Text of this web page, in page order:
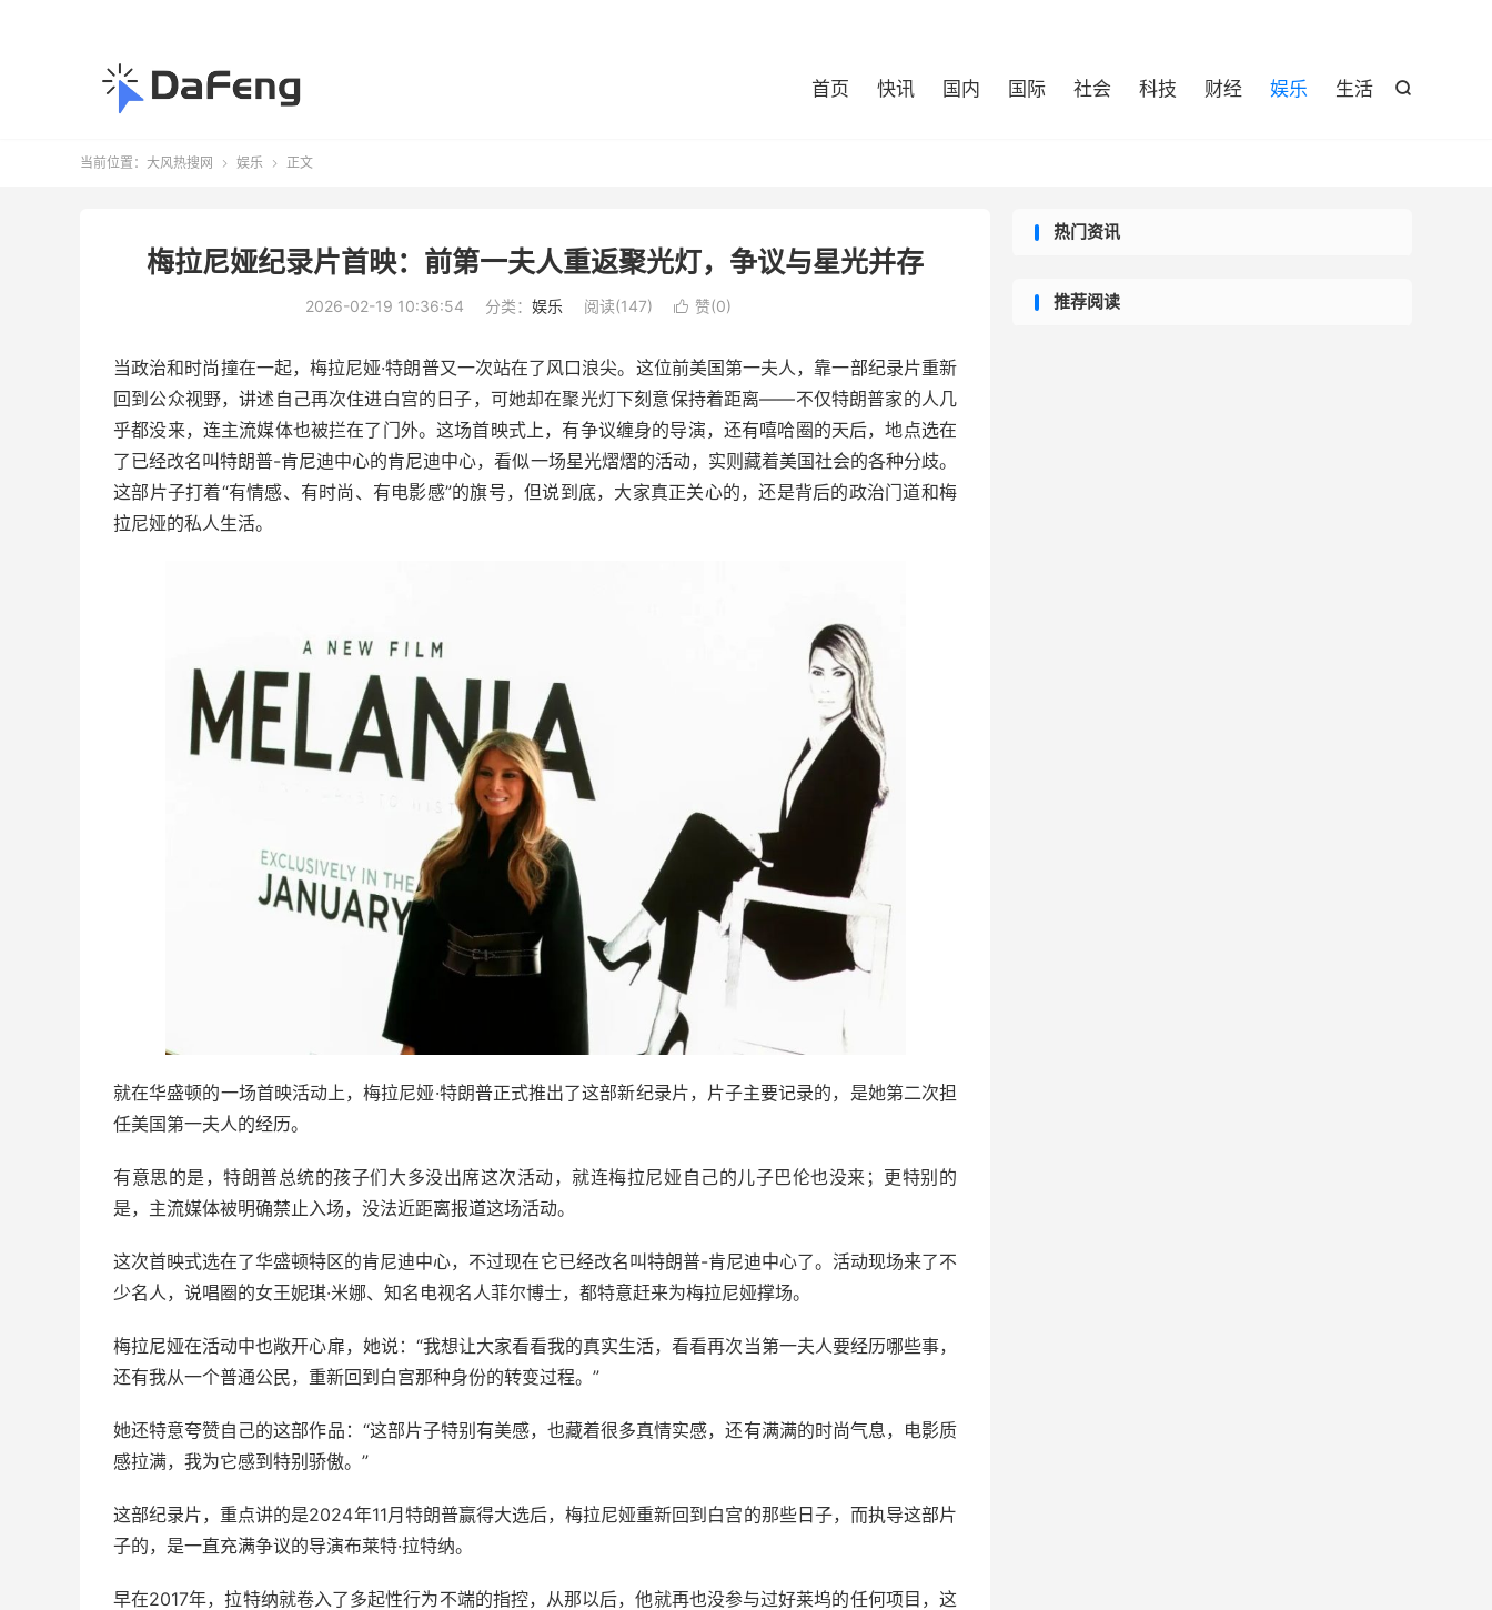

首页 快讯 国内 国际 社会 科技 财经 娱乐 生活
当前位置： 大风热搜网  娱乐  正文
梅拉尼娅纪录片首映：前第一夫人重返聚光灯，争议与星光并存
2026-02-19 10:36:54 分类： 娱乐 阅读(147)  赞(0)
当政治和时尚撞在一起，梅拉尼娅·特朗普又一次站在了风口浪尖。这位前美国第一夫人，靠一部纪录片重新
回到公众视野，讲述自己再次住进白宫的日子，可她却在聚光灯下刻意保持着距离——不仅特朗普家的人几
乎都没来，连主流媒体也被拦在了门外。这场首映式上，有争议缠身的导演，还有嘻哈圈的天后，地点选在
了已经改名叫特朗普-肯尼迪中心的肯尼迪中心，看似一场星光熠熠的活动，实则藏着美国社会的各种分歧。
这部片子打着“有情感、有时尚、有电影感”的旗号，但说到底，大家真正关心的，还是背后的政治门道和梅
拉尼娅的私人生活。
就在华盛顿的一场首映活动上，梅拉尼娅·特朗普正式推出了这部新纪录片，片子主要记录的，是她第二次担
任美国第一夫人的经历。
有意思的是，特朗普总统的孩子们大多没出席这次活动，就连梅拉尼娅自己的儿子巴伦也没来；更特别的
是，主流媒体被明确禁止入场，没法近距离报道这场活动。
这次首映式选在了华盛顿特区的肯尼迪中心，不过现在它已经改名叫特朗普-肯尼迪中心了。活动现场来了不
少名人，说唱圈的女王妮琪·米娜、知名电视名人菲尔博士，都特意赶来为梅拉尼娅撑场。
梅拉尼娅在活动中也敞开心扉，她说：“我想让大家看看我的真实生活，看看再次当第一夫人要经历哪些事，
还有我从一个普通公民，重新回到白宫那种身份的转变过程。”
她还特意夸赞自己的这部作品：“这部片子特别有美感，也藏着很多真情实感，还有满满的时尚气息，电影质
感拉满，我为它感到特别骄傲。”
这部纪录片，重点讲的是2024年11月特朗普赢得大选后，梅拉尼娅重新回到白宫的那些日子，而执导这部片
子的，是一直充满争议的导演布莱特·拉特纳。
早在2017年，拉特纳就卷入了多起性行为不端的指控，从那以后，他就再也没参与过好莱坞的任何项目，这
热门资讯
推荐阅读